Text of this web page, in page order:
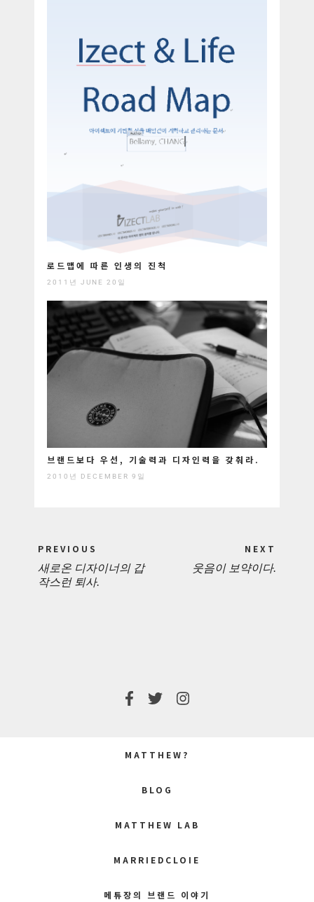
로드맵에 따른 인생의 진척
2011년 JUNE 20일
브랜드보다 우선, 기술력과 디자인력을 갖춰라.
2010년 DECEMBER 9일
navigation
PREVIOUS
PREVIOUS
새로온 디자이너의 갑
작스런 퇴사.
NEXT
웃음이 보약이다.
MATTHEW?
BLOG
MATTHEW LAB
MARRIEDCLOIE
메튜장의 브랜드 이야기